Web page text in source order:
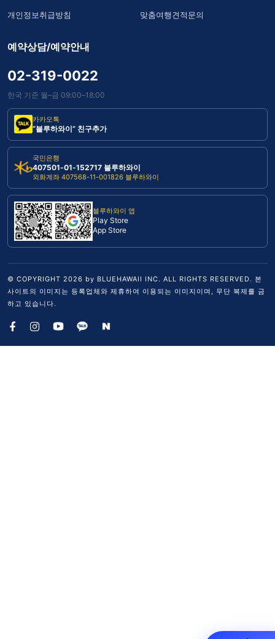
개인정보취급방침 맞춤여행견적문의
예약상담/예약안내
02-319-0022
한국 기준 월–금 09:00–18:00
카카오톡
“블루하와이” 친구추가
국민은행
407501-01-152717 블루하와이
외화계좌 407568-11-001826 블루하와이
블루하와이 앱
Play Store
App Store
© COPYRIGHT 2026 by BLUEHAWAII INC. ALL RIGHTS RESERVED. 본
사이트의 이미지는 등록업체와 제휴하여 이용되는 이미지이며, 무단 복제를 금
하고 있습니다.